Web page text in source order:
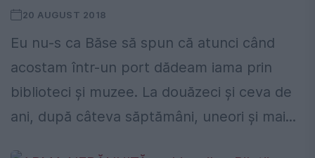
20 AUGUST 2018
Eu nu-s ca Băse să spun că atunci când
acostam într-un port dădeam iama prin
biblioteci şi muzee. La douăzeci şi ceva de
ani, după câteva săptămâni, uneori şi mai...